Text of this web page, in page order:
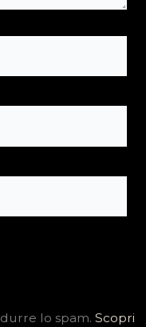
lo spam.Scopri